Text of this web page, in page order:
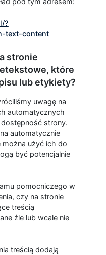
?
text-content
stronie
które
lub etykiety?
uwagę na
automatycznych
strony.
automatycznie
użyć ich do
być potencjalnie
pomocniczego w
czy na stronie
treścią
źle lub wcale nie
treścią dodają